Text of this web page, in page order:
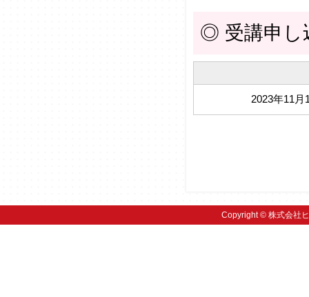
◎ 受講申し
2023年11月
Copyright © 株式会社